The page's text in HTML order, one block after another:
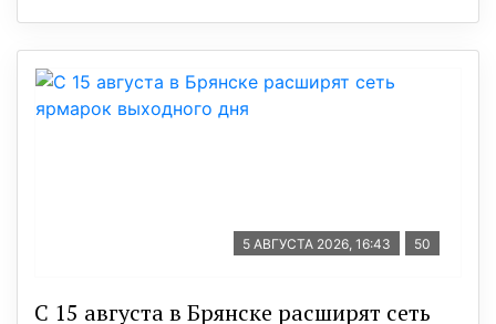
5 АВГУСТА 2026, 16:43 50
С 15 августа в Брянске расширят сеть